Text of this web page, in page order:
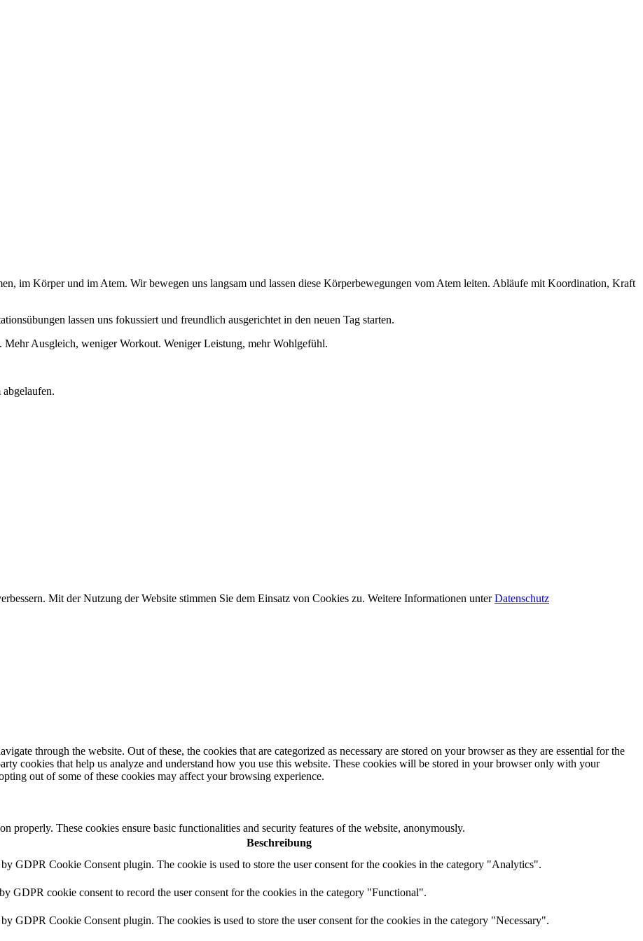
im Körper und im Atem. Wir bewegen uns langsam und lassen diese Körperbewegungen vom Atem leiten. Abläufe mit Koordination, Kraft
lassen uns fokussiert und freundlich ausgerichtet in den neuen Tag starten.
Ausgleich, weniger Workout. Weniger Leistung, mehr Wohlgefühl.
Mit der Nutzung der Website stimmen Sie dem Einsatz von Cookies zu. Weitere Informationen unterDatenschutz
through the website. Out of these, the cookies that are categorized as necessary are stored on your browser as they are essential for the
cookies that help us analyze and understand how you use this website. These cookies will be stored in your browser only with your
out of some of these cookies may affect your browsing experience.
properly. These cookies ensure basic functionalities and security features of the website, anonymously.
Beschreibung
GDPR Cookie Consent plugin. The cookie is used to store the user consent for the cookies in the category "Analytics".
GDPR cookie consent to record the user consent for the cookies in the category "Functional".
GDPR Cookie Consent plugin. The cookies is used to store the user consent for the cookies in the category "Necessary".